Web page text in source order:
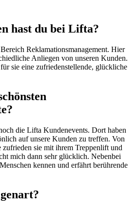
hast du bei Lifta?
Reklamationsmanagement. Hier
Anliegen von unseren Kunden.
sie eine zufriedenstellende, glückliche
die Lifta Kundenevents. Dort haben
auf unsere Kunden zu treffen. Von
sie mit ihrem Treppenlift und
mich dann sehr glücklich. Nebenbei
kennen und erfährt berührende